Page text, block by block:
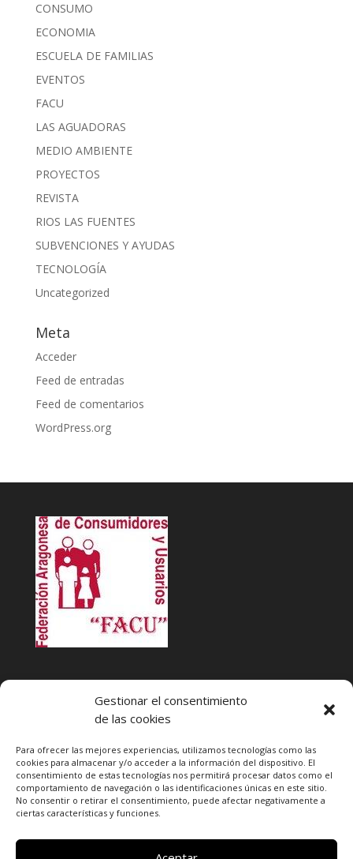
Gestionar el consentimiento
de las cookies
Para ofrecer las mejores experiencias, utilizamos tecnologías como las
cookies para almacenar y/o acceder a la información del dispositivo. El
consentimiento de estas tecnologías nos permitirá procesar datos como el
comportamiento de navegación o las identificaciones únicas en este sitio.
No consentir o retirar el consentimiento, puede afectar negativamente a
ciertas características y funciones.
CONSUMO
ECONOMIA
ESCUELA DE FAMILIAS
EVENTOS
FACU
LAS AGUADORAS
MEDIO AMBIENTE
PROYECTOS
REVISTA
RIOS LAS FUENTES
SUBVENCIONES Y AYUDAS
TECNOLOGÍA
Uncategorized
Meta
Acceder
Feed de entradas
Feed de comentarios
WordPress.org
MARTES Y JUEVES de17:00 a 20 horas
Teléfono de contacto976 13 47 92
Federación Aragonesa Consumidores y Usuarios. FACU
Calle Leopoldo Romeo, 30 local